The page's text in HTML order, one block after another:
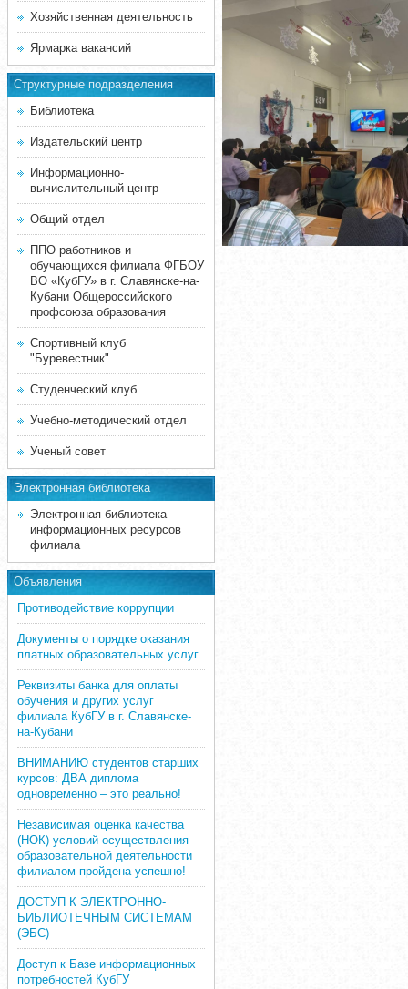
Хозяйственная деятельность
Ярмарка вакансий
Структурные подразделения
Библиотека
Издательский центр
Информационно-
вычислительный центр
Общий отдел
ППО работников и
обучающихся филиала ФГБОУ
ВО «КубГУ» в г. Славянске-на-
Кубани Общероссийского
профсоюза образования
Спортивный клуб
"Буревестник"
Студенческий клуб
Учебно-методический отдел
Ученый совет
Электронная библиотека
Электронная библиотека
информационных ресурсов
филиала
Объявления
Противодействие коррупции
Документы о порядке оказания
платных образовательных услуг
Реквизиты банка для оплаты
обучения и других услуг
филиала КубГУ в г. Славянске-
на-Кубани
ВНИМАНИЮ студентов старших
курсов: ДВА диплома
одновременно – это реально!
Независимая оценка качества
(НОК) условий осуществления
образовательной деятельности
филиалом пройдена успешно!
ДОСТУП К ЭЛЕКТРОННО-
БИБЛИОТЕЧНЫМ СИСТЕМАМ
(ЭБС)
Доступ к Базе информационных
потребностей КубГУ